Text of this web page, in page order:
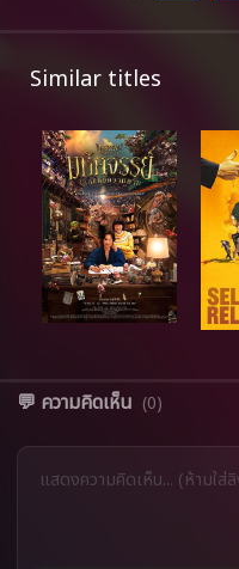
Similar titles
💬 ความคิดเห็น (0)